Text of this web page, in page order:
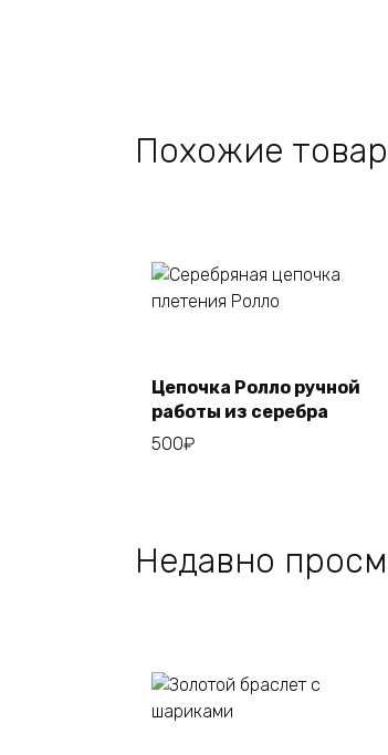
Похожие
Add to cart
Цепочка Ролло ручной
работы из серебра
500₽
Недавно